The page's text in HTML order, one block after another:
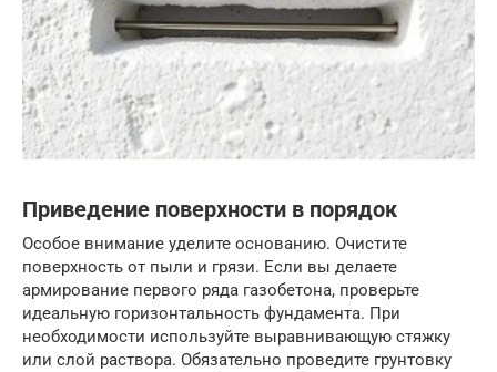
Приведение поверхности в порядок
Особое внимание уделите основанию. Очистите
поверхность от пыли и грязи. Если вы делаете
армирование первого ряда газобетона, проверьте
идеальную горизонтальность фундамента. При
необходимости используйте выравнивающую стяжку
или слой раствора. Обязательно проведите грунтовку